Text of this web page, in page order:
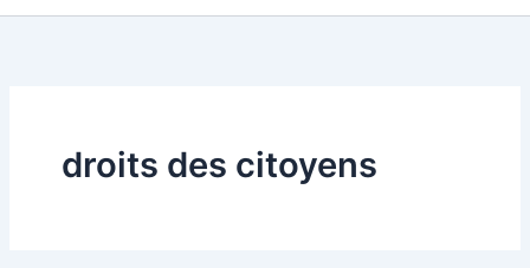
droits des citoyens